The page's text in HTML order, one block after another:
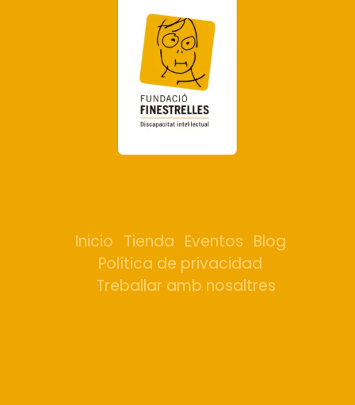
Inicio Tienda Eventos Blog
Política de privacidad
Treballar amb nosaltres